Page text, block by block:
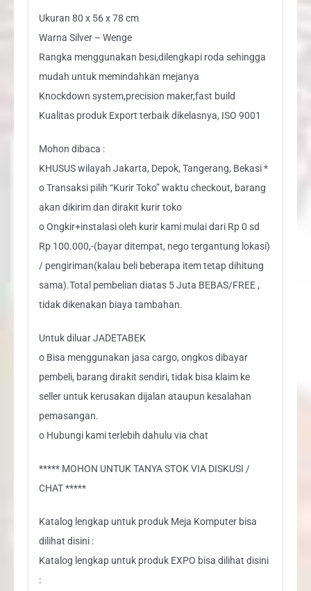
Ukuran 80 x 56 x 78 cm
Warna Silver – Wenge
Rangka menggunakan besi,dilengkapi roda sehingga
mudah untuk memindahkan mejanya
Knockdown system,precision maker,fast build
Kualitas produk Export terbaik dikelasnya, ISO 9001
Mohon dibaca :
KHUSUS wilayah Jakarta, Depok, Tangerang, Bekasi *
o Transaksi pilih “Kurir Toko” waktu checkout, barang
akan dikirim dan dirakit kurir toko
o Ongkir+instalasi oleh kurir kami mulai dari Rp 0 sd
Rp 100.000,-(bayar ditempat, nego tergantung lokasi)
/ pengiriman(kalau beli beberapa item tetap dihitung
sama).Total pembelian diatas 5 Juta BEBAS/FREE ,
tidak dikenakan biaya tambahan.
Untuk diluar JADETABEK
o Bisa menggunakan jasa cargo, ongkos dibayar
pembeli, barang dirakit sendiri, tidak bisa klaim ke
seller untuk kerusakan dijalan ataupun kesalahan
pemasangan.
o Hubungi kami terlebih dahulu via chat
***** MOHON UNTUK TANYA STOK VIA DISKUSI /
CHAT *****
Katalog lengkap untuk produk Meja Komputer bisa
dilihat disini :
Katalog lengkap untuk produk EXPO bisa dilihat disini
: